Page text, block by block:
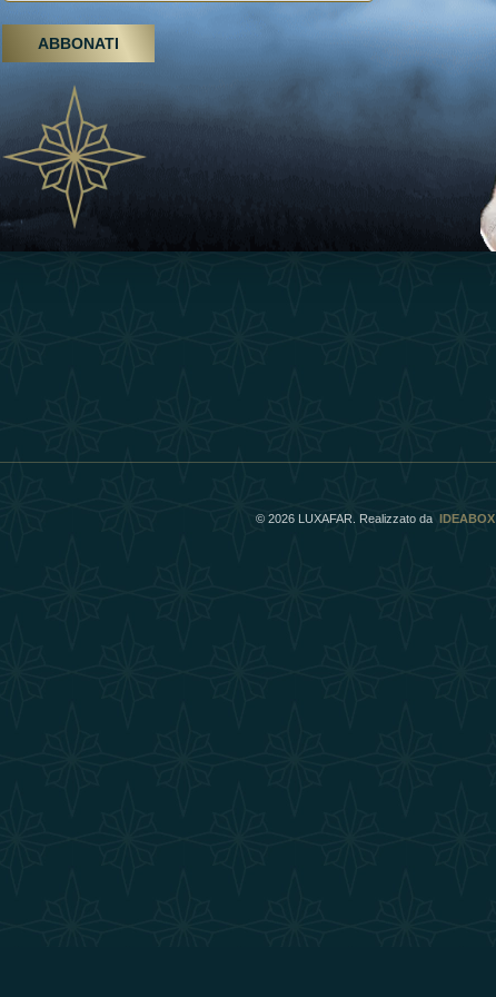
Escursioni, trattamenti termali e yoga, gli
Emirati Arabi Uniti crescono come
destinazione del benessere
03 April 2025
Évasions hivernales pour les voyageurs des
Émirats: refinir le voyage de luxe
10 March 2025
Esperienza
© 2026 LUXAFAR. Realizzato da IDEABOX
ABBONATI